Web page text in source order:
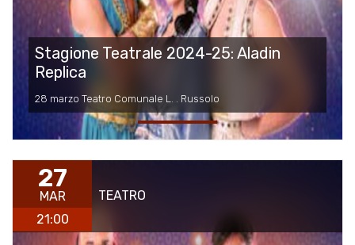
Stagione Teatrale 2024-25: Aladin
Replica
28 marzo Teatro Comunale L. . Russolo
27
MAR
21:00
TEATRO